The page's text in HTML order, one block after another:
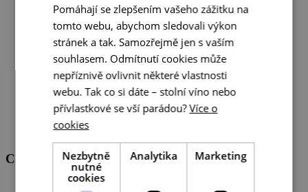
Centrála cestovního ruchu - Jižní Morava, z.s.p.o
Veřejné zakázky
Pomáhají se zlepšením vašeho zážitku na
tomto webu, abychom sledovali výkon
stránek a tak. Samozřejmě jen s vaším
souhlasem. Odmítnutí cookies může
nepříznivě ovlivnit některé vlastnosti
webu. Tak co si dáte – stolní víno nebo
přívlastkové se vší parádou? Více o
cookies
Nezbytně
nutné
cookies
Analytika Marketing